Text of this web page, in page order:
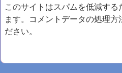
このサイトはスパムを低減す
ます。 コメントデータの処理方
ださい。